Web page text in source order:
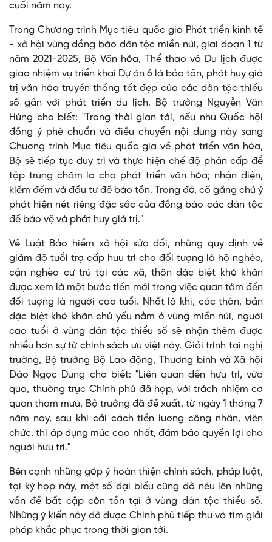
cuối năm nay.
Trong Chương trình Mục tiêu quốc gia Phát triển kinh tế
- xã hội vùng đồng bào dân tộc miền núi, giai đoạn 1 từ
năm 2021-2025, Bộ Văn hóa, Thể thao và Du lịch được
giao nhiệm vụ triển khai Dự án 6 là bảo tồn, phát huy giá
trị văn hóa truyền thống tốt đẹp của các dân tộc thiểu
số gắn với phát triển du lịch. Bộ trưởng Nguyễn Văn
Hùng cho biết: "Trong thời gian tới, nếu như Quốc hội
đồng ý phê chuẩn và điều chuyển nội dung này sang
Chương trình Mục tiêu quốc gia về phát triển văn hóa,
Bộ sẽ tiếp tục duy trì và thực hiện chế độ phân cấp để
tập trung chăm lo cho phát triển văn hóa; nhận diện,
kiểm đếm và đầu tư để bảo tồn. Trong đó, cố gắng chú ý
phát hiện nét riêng đặc sắc của đồng bào các dân tộc
để bảo vệ và phát huy giá trị."
Về Luật Bảo hiểm xã hội sửa đổi, những quy định về
giảm độ tuổi trợ cấp hưu trí cho đối tượng là hộ nghèo,
cận nghèo cư trú tại các xã, thôn đặc biệt khó khăn
được xem là một bước tiến mới trong việc quan tâm đến
đối tượng là người cao tuổi. Nhất là khi, các thôn, bản
đặc biệt khó khăn chủ yếu nằm ở vùng miền núi, người
cao tuổi ở vùng dân tộc thiểu số sẽ nhận thêm được
nhiều hơn sự từ chính sách ưu việt này. Giải trình tại nghị
trường, Bộ trưởng Bộ Lao động, Thương binh và Xã hội
Đào Ngọc Dung cho biết: "Liên quan đến hưu trí, vừa
qua, thường trực Chính phủ đã họp, với trách nhiệm cơ
quan tham mưu, Bộ trưởng đã đề xuất, từ ngày 1 tháng 7
năm nay, sau khi cải cách tiền lương công nhân, viên
chức, thì áp dụng mức cao nhất, đảm bảo quyền lợi cho
người hưu trí."
Bên cạnh những góp ý hoàn thiện chính sách, pháp luật,
tại kỳ họp này, một số đại biểu cũng đã nêu lên những
vấn đề bất cập còn tồn tại ở vùng dân tộc thiểu số.
Những ý kiến này đã được Chính phủ tiếp thu và tìm giải
pháp khắc phục trong thời gian tới.